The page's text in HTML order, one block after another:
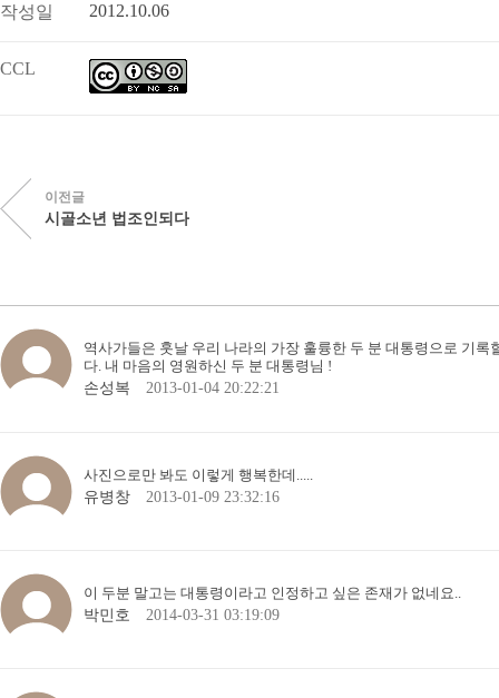
작성일 2012.10.06
CCL
이전글
시골소년 법조인되다
역사가들은 훗날 우리 나라의 가장 훌륭한 두 분 대통령으로 기록
다. 내 마음의 영원하신 두 분 대통령님 !
손성복
2013-01-04 20:22:21
사진으로만 봐도 이렇게 행복한데.....
유병창
2013-01-09 23:32:16
이 두분 말고는 대통령이라고 인정하고 싶은 존재가 없네요..
박민호
2014-03-31 03:19:09